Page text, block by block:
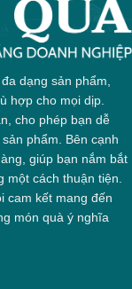
dạng sản phẩm,
hợp cho mọi dịp.
cho phép bạn dễ
phẩm. Bên cạnh
giúp bạn nắm bắt
một cách thuận tiện.
cam kết mang đến
món quà ý nghĩa